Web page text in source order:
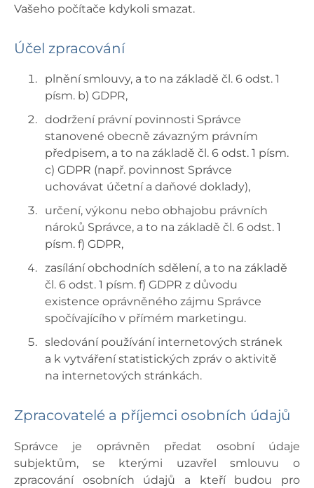
Vašeho počítače kdykoli smazat.
Účel zpracování
plnění smlouvy, a to na základě čl. 6 odst. 1
písm. b) GDPR,
dodržení právní povinnosti Správce
stanovené obecně závazným právním
předpisem, a to na základě čl. 6 odst. 1 písm.
c) GDPR (např. povinnost Správce
uchovávat účetní a daňové doklady),
určení, výkonu nebo obhajobu právních
nároků Správce, a to na základě čl. 6 odst. 1
písm. f) GDPR,
zasílání obchodních sdělení, a to na základě
čl. 6 odst. 1 písm. f) GDPR z důvodu
existence oprávněného zájmu Správce
spočívajícího v přímém marketingu.
sledování používání internetových stránek
a k vytváření statistických zpráv o aktivitě
na internetových stránkách.
Zpracovatelé a příjemci osobních údajů
Správce je oprávněn předat osobní údaje
subjektům, se kterými uzavřel smlouvu o
zpracování osobních údajů a kteří budou pro